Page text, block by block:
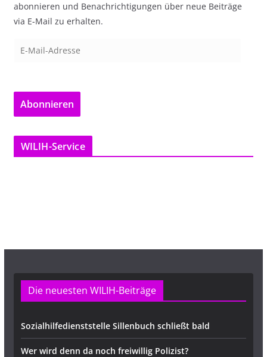
abonnieren und Benachrichtigungen über neue Beiträge
via E-Mail zu erhalten.
a
l
-
Abonnieren
WILIH-Service
Die neuesten WILIH-Beiträge
Sozialhilfedienststelle Sillenbuch schließt bald
Wer wird denn da noch freiwillig Polizist?